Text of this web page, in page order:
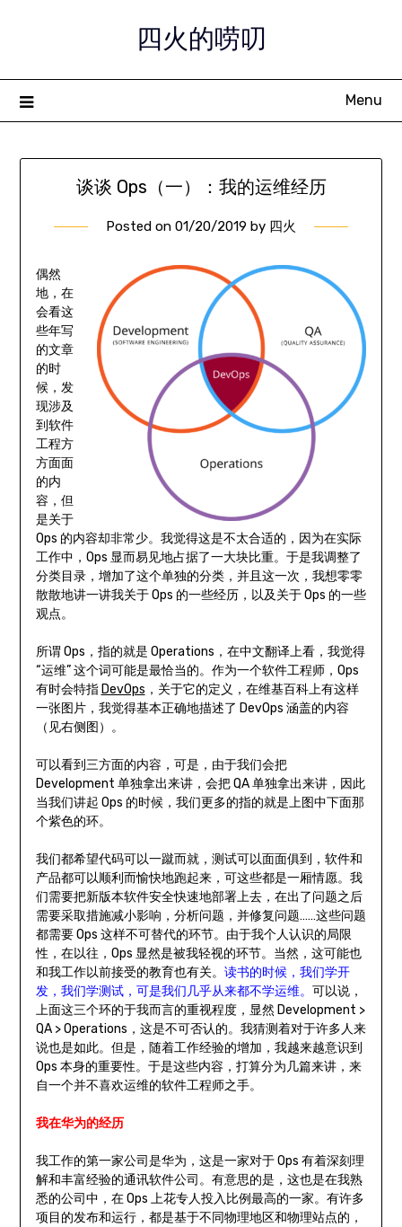
四火的唠叨
Menu
谈谈 Ops（一）：我的运维经历
Posted on 01/20/2019 by 四火
偶然
地，在
会看这
些年写
的文章
的时
候，发
现涉及
到软件
工程方
方面面
的内
容，但
是关于
Ops 的内容却非常少。我觉得这是不太合适的，因为在实际
工作中，Ops 显而易见地占据了一大块比重。于是我调整了
分类目录，增加了这个单独的分类，并且这一次，我想零零
散散地讲一讲我关于 Ops 的一些经历，以及关于 Ops 的一些
观点。
所谓 Ops，指的就是 Operations，在中文翻译上看，我觉得
“运维” 这个词可能是最恰当的。作为一个软件工程师，Ops
有时会特指 DevOps ，关于它的定义，在维基百科上有这样
一张图片，我觉得基本正确地描述了 DevOps 涵盖的内容
（见右侧图）。
可以看到三方面的内容，可是，由于我们会把
Development 单独拿出来讲，会把 QA 单独拿出来讲，因此
当我们讲起 Ops 的时候，我们更多的指的就是上图中下面那
个紫色的环。
我们都希望代码可以一蹴而就，测试可以面面俱到，软件和
产品都可以顺利而愉快地跑起来，可这些都是一厢情愿。我
们需要把新版本软件安全快速地部署上去，在出了问题之后
需要采取措施减小影响，分析问题，并修复问题……这些问题
都需要 Ops 这样不可替代的环节。由于我个人认识的局限
性，在以往，Ops 显然是被我轻视的环节。当然，这可能也
和我工作以前接受的教育也有关。 读书的时候，我们学开
发，我们学测试，可是我们几乎从来都不学运维。 可以说，
上面这三个环的于我而言的重视程度，显然 Development >
QA > Operations，这是不可否认的。我猜测着对于许多人来
说也是如此。但是，随着工作经验的增加，我越来越意识到
Ops 本身的重要性。于是这些内容，打算分为几篇来讲，来
自一个并不喜欢运维的软件工程师之手。
我在华为的经历
我工作的第一家公司是华为，这是一家对于 Ops 有着深刻理
解和丰富经验的通讯软件公司。有意思的是，这也是在我熟
悉的公司中，在 Ops 上花专人投入比例最高的一家。有许多
项目的发布和运行，都是基于不同物理地区和物理站点的，